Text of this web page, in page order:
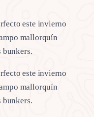
este invierno
mallorquín
bunkers.
este invierno
mallorquín
bunkers.